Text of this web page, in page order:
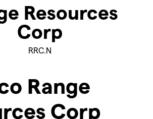
Resources
Corp
RRC.N
Range
Corp